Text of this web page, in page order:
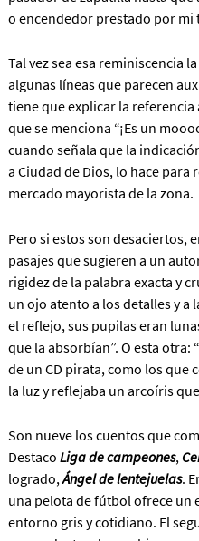
o encendedor prestado por mi
Tal vez sea esa reminiscencia
algunas líneas que parecen
tiene que explicar la
que se menciona “¡Es un
cuando señala que la
a Ciudad de Dios, lo hace para
mercado mayorista de la zona.
Pero si estos son desaciertos,
pasajes que sugieren a un
rigidez de la palabra exacta y
un ojo atento a los detalles y a
el reflejo, sus pupilas eran
que la absorbían”. O esta otra:
de un CD pirata, como los que
la luz y reflejaba un arcoíris
Son nueve los cuentos que
Destaco Liga de campeones,
logrado,Ángel de lentejuelas.
una pelota de fútbol ofrece un
entorno gris y cotidiano. El